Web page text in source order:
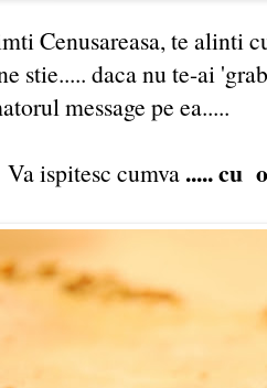
Cenusareasa, te alinti
stie..... daca nu te-ai
message pe ea.....
Va ispitesc cumva ..... cu